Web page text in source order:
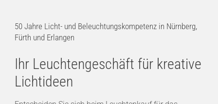
50 Jahre Licht- und Beleuchtungskompetenz in Nürnberg,
Fürth und Erlangen
Ihr Leuchtengeschäft für kreative
Lichtideen